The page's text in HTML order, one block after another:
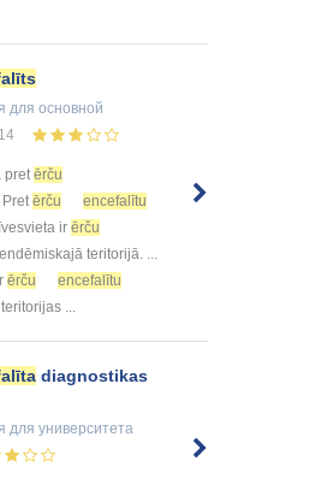
для основной
14
pretērču
Pretērču
encefalītu
ir ērču
endēmiskajā teritorijā. ...
ērču
encefalītu
...
diagnostikas
для университета